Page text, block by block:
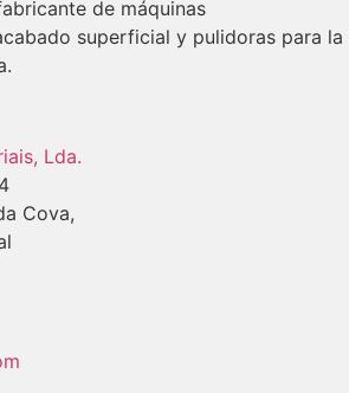
de máquinas
superficial y pulidoras para la
Lda.
Cova,